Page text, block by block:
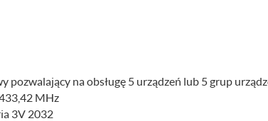
pozwalający na obsługę 5 urządzeń lub 5 grup
MHz
3V 2032